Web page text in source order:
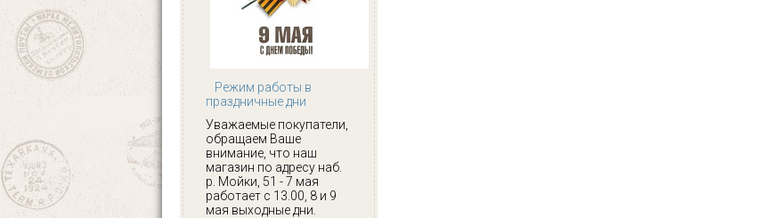
Режим работы в
праздничные дни
Уважаемые покупатели,
обращаем Ваше
внимание, что наш
магазин по адресу наб.
р. Мойки, 51 - 7 мая
работает с 13.00, 8 и 9
мая выходные дни.